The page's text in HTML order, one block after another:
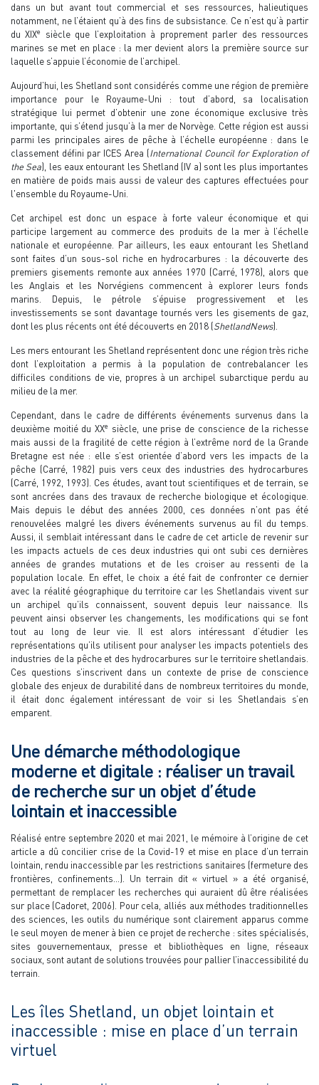
dans un but avant tout commercial et ses ressources, halieutiques
notamment, ne l’étaient qu’à des fins de subsistance. Ce n’est qu’à partir
du XIXe
siècle que l’exploitation à proprement parler des ressources
marines se met en place : la mer devient alors la première source sur
laquelle s’appuie l’économie de l’archipel.
Aujourd’hui, les Shetland sont considérés comme une région de première
importance pour le Royaume-Uni : tout d’abord, sa localisation
stratégique lui permet d’obtenir une zone économique exclusive très
importante, qui s’étend jusqu’à la mer de Norvège. Cette région est aussi
parmi les principales aires de pêche à l’échelle européenne : dans le
classement défini par ICES Area (International Council for Exploration of
the Sea), les eaux entourant les Shetland (IV a) sont les plus importantes
en matière de poids mais aussi de valeur des captures effectuées pour
l'ensemble du Royaume-Uni.
Cet archipel est donc un espace à forte valeur économique et qui
participe largement au commerce des produits de la mer à l’échelle
nationale et européenne. Par ailleurs, les eaux entourant les Shetland
sont faites d’un sous-sol riche en hydrocarbures : la découverte des
premiers gisements remonte aux années 1970 (Carré, 1978), alors que
les Anglais et les Norvégiens commencent à explorer leurs fonds
marins. Depuis, le pétrole s’épuise progressivement et les
investissements se sont davantage tournés vers les gisements de gaz,
dont les plus récents ont été découverts en 2018 (ShetlandNews).
Les mers entourant les Shetland représentent donc une région très riche
dont l’exploitation a permis à la population de contrebalancer les
difficiles conditions de vie, propres à un archipel subarctique perdu au
milieu de la mer.
Cependant, dans le cadre de différents événements survenus dans la
deuxième moitié du XXe siècle, une prise de conscience de la richesse
mais aussi de la fragilité de cette région à l’extrême nord de la Grande
Bretagne est née : elle s’est orientée d’abord vers les impacts de la
pêche (Carré, 1982) puis vers ceux des industries des hydrocarbures
(Carré, 1992, 1993). Ces études, avant tout scientifiques et de terrain, se
sont ancrées dans des travaux de recherche biologique et écologique.
Mais depuis le début des années 2000, ces données n’ont pas été
renouvelées malgré les divers événements survenus au fil du temps.
Aussi, il semblait intéressant dans le cadre de cet article de revenir sur
les impacts actuels de ces deux industries qui ont subi ces dernières
années de grandes mutations et de les croiser au ressenti de la
population locale. En effet, le choix a été fait de confronter ce dernier
avec la réalité géographique du territoire car les Shetlandais vivent sur
un archipel qu’ils connaissent, souvent depuis leur naissance. Ils
peuvent ainsi observer les changements, les modifications qui se font
tout au long de leur vie. Il est alors intéressant d’étudier les
représentations qu’ils utilisent pour analyser les impacts potentiels des
industries de la pêche et des hydrocarbures sur le territoire shetlandais.
Ces questions s’inscrivent dans un contexte de prise de conscience
globale des enjeux de durabilité dans de nombreux territoires du monde,
il était donc également intéressant de voir si les Shetlandais s’en
emparent.
Une démarche méthodologique
moderne et digitale : réaliser un travail
de recherche sur un objet d’étude
lointain et inaccessible
Réalisé entre septembre 2020 et mai 2021, le mémoire à l’origine de cet
article a dû concilier crise de la Covid-19 et mise en place d’un terrain
lointain, rendu inaccessible par les restrictions sanitaires (fermeture des
frontières, confinements…). Un terrain dit « virtuel » a été organisé,
permettant de remplacer les recherches qui auraient dû être réalisées
sur place (Cadoret, 2006). Pour cela, alliés aux méthodes traditionnelles
des sciences, les outils du numérique sont clairement apparus comme
le seul moyen de mener à bien ce projet de recherche : sites spécialisés,
sites gouvernementaux, presse et bibliothèques en ligne, réseaux
sociaux, sont autant de solutions trouvées pour pallier l’inaccessibilité du
terrain.
Les îles Shetland, un objet lointain et
inaccessible : mise en place d’un terrain
virtuel